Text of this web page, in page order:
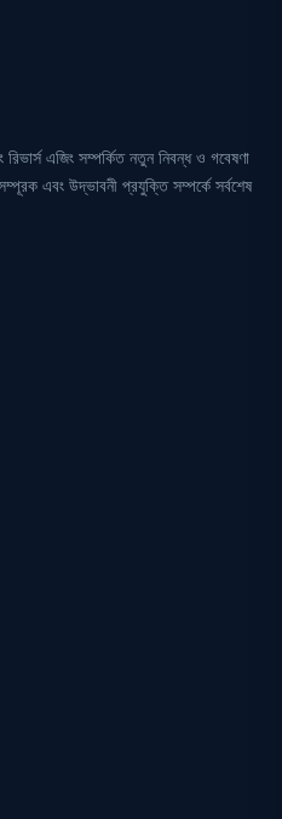
এজিং সম্পর্কিত নতুন নিবন্ধ ও গবেষণা
এবং উদ্ভাবনী প্রযুক্তি সম্পর্কে সর্বশেষ